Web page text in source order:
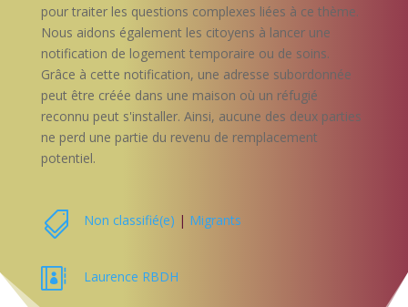
pour traiter les questions complexes liées à ce thème.
Nous aidons également les citoyens à lancer une
notification de logement temporaire ou de soins.
Grâce à cette notification, une adresse subordonnée
peut être créée dans une maison où un réfugié
reconnu peut s'installer. Ainsi, aucune des deux parties
ne perd une partie du revenu de remplacement
potentiel.
 Non classifié(e) | Migrants
 Laurence RBDH